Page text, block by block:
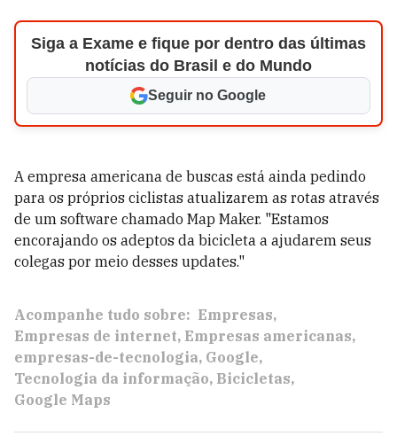
Siga a Exame e fique por dentro das últimas
notícias do Brasil e do Mundo
Seguir no Google
A empresa americana de buscas está ainda pedindo
para os próprios ciclistas atualizarem as rotas através
de um software chamado Map Maker. "Estamos
encorajando os adeptos da bicicleta a ajudarem seus
colegas por meio desses updates."
Acompanhe tudo sobre: Empresas
Empresas de internet Empresas americanas
empresas-de-tecnologia Google
Tecnologia da informação Bicicletas
Google Maps